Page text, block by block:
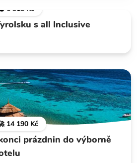
💣 6 318 Kč
s all Inclusive
14 190 Kč
prázdnin do výborně